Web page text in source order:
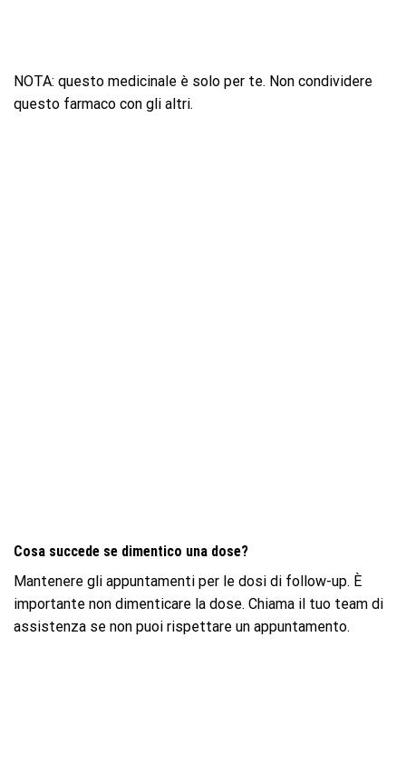
NOTA: questo medicinale è solo per te. Non condividere
questo farmaco con gli altri.
Cosa succede se dimentico una dose?
Mantenere gli appuntamenti per le dosi di follow-up. È
importante non dimenticare la dose. Chiama il tuo team di
assistenza se non puoi rispettare un appuntamento.